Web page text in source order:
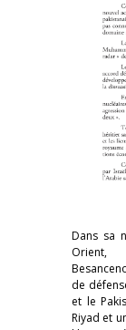
Dans sa
Orient,
de
et le
Riyad et